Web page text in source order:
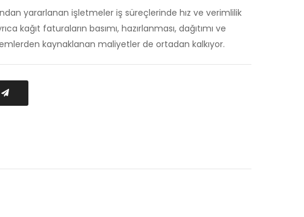
yararlanan işletmeler iş süreçlerinde hız ve verimlilik
kağıt faturaların basımı, hazırlanması, dağıtımı ve
kaynaklanan maliyetler de ortadan kalkıyor.